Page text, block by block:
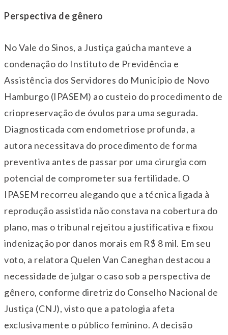
Perspectiva de gênero
No Vale do Sinos, a Justiça gaúcha manteve a
condenação do Instituto de Previdência e
Assistência dos Servidores do Município de Novo
Hamburgo (IPASEM) ao custeio do procedimento de
criopreservação de óvulos para uma segurada.
Diagnosticada com endometriose profunda, a
autora necessitava do procedimento de forma
preventiva antes de passar por uma cirurgia com
potencial de comprometer sua fertilidade. O
IPASEM recorreu alegando que a técnica ligada à
reprodução assistida não constava na cobertura do
plano, mas o tribunal rejeitou a justificativa e fixou
indenização por danos morais em R$ 8 mil. Em seu
voto, a relatora Quelen Van Caneghan destacou a
necessidade de julgar o caso sob a perspectiva de
gênero, conforme diretriz do Conselho Nacional de
Justiça (CNJ), visto que a patologia afeta
exclusivamente o público feminino. A decisão